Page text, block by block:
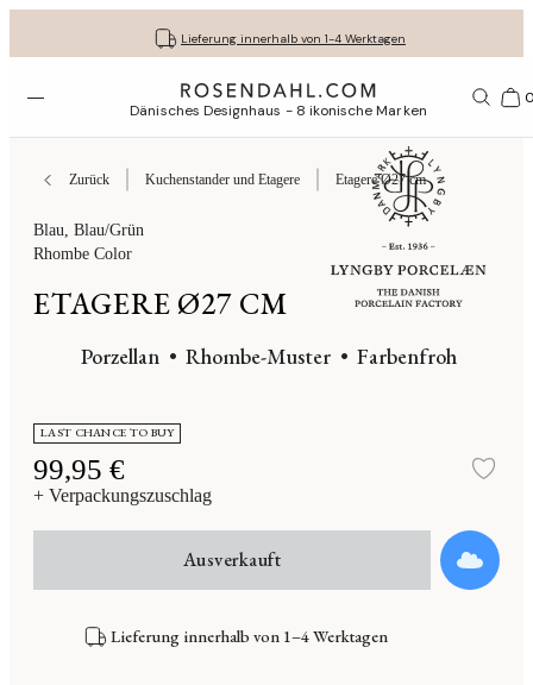
Lieferung innerhalb von 1-4 Werktagen
Kostenloser versand bei bestellungen ab 79 €
30 Tage kostenlose Rücksendung
Lassen Sie Ihre Geschenke liebevoll verpacken
Menü öffnen Dänisches Designhaus - 8 ikonische Marken 1156
Zurück Kuchenstander und Etagere Etagere Ø27 cm
Blau, Blau/Grün
Rhombe Color
ETAGERE Ø27 CM
Porzellan Rhombe-Muster Farbenfroh
LAST CHANCE TO BUY
99,95 €
+ Verpackungszuschlag
Ausverkauft
Lieferung innerhalb von 1–4 Werktagen